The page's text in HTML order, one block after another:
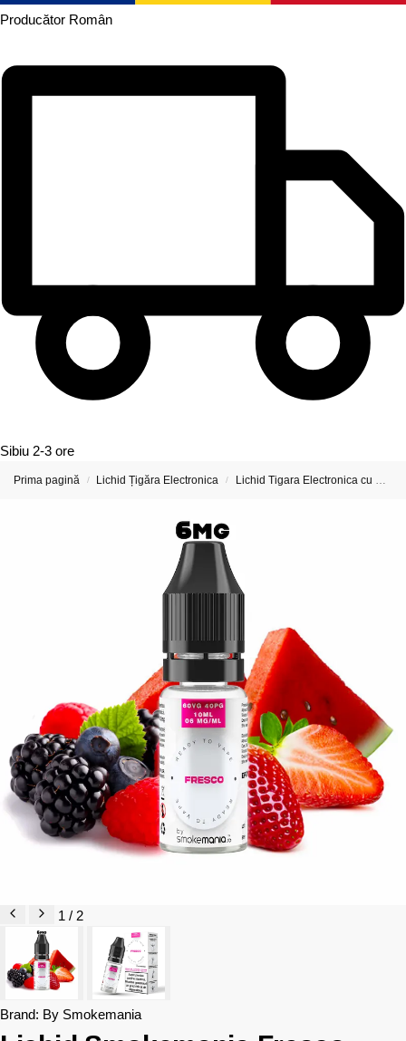
Producător Român
Sibiu 2-3 ore
Prima pagină / Lichid Țigăra Electronica / Lichid Tigara Electronica cu Nicotina
1 / 2
Brand: By Smokemania